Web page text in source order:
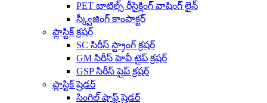
PET బాటిల్స్ రీసైక్లింగ్ వాషింగ్ లైన్
స్క్వీజింగ్ కాంపాక్టర్
ప్లాస్టిక్ క్రషర్
SC సిరీస్ స్ట్రాంగ్ క్రషర్
GM సిరీస్ హెవీ టైప్ క్రషర్
GSP సిరీస్ పైప్ క్రషర్
ప్లాస్టిక్ ష్రెడర్
సింగిల్ షాఫ్ట్ ష్రెడర్